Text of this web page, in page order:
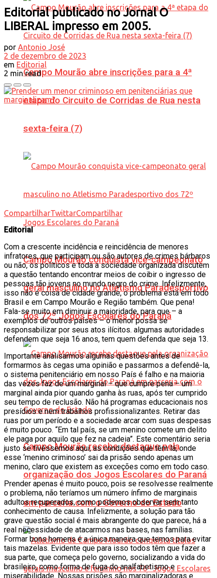
Campo Mourão abre inscrições para a 4ª
etapa do Circuito de Corridas de Rua nesta
sexta-feira (7)
Campo Mourão conquista vice-campeonato
geral masculino no Atletismo Paradesportivo
dos 72º Jogos Escolares do Paraná
Campo Mourão recebe destaque pela
organização dos Jogos Escolares do Paraná
em parceria com o Governo do Estado
Editorial publicado no Jornal O
LIBERAL impresso em 2005.
por Antonio José
2 de dezembro de 2023
em Editorial
2 min read
CompartilharTwittarCompartilhar
Editorial
Com a crescente incidência e reincidência de menores
infratores, que participam ou são autores de crimes bárbaros
ou não, os políticos e toda a sociedade organizada discutem
a questão tentando encontrar meios de coibir o ingresso de
pessoas tão jovens no mundo negro do crime. Infelizmente,
isso não é coisa de cidade grande, o problema está em todo
Brasil e em Campo Mourão e Região também. Que pena!
Fala-se muito em diminuir a maioridade, para que – a
exemplos de outros países – o menor possa se
responsabilizar por seus atos ilícitos. algumas autoridades
defendem que seja 16 anos, tem quem defenda que seja 13.
Importante analisarmos algumas questões antes de
formarmos às cegas uma opinião e passarmos a defendê-la,
o sistema penitenciário em nosso País é falho e na maioria
das vezes faz de um marginal – que cumpre pena – um
marginal ainda pior quando ganha às ruas, após ter cumprido
seu tempo de reclusão. Não há programas educacionais nos
presídios e nem trabalhos profissionalizantes. Retirar das
ruas por um período e a sociedade arcar com suas despesas
é muito pouco. “Em tal país, se um menino comete um delito
ele paga por aquilo que fez na cadeia”. Este comentário seria
justo se tivéssemos aqui, as condições que têm lá, onde
esse ‘menino criminoso’ sai da prisão sendo apenas um
menino, claro que existem as exceções como em todo caso.
Prender apenas é muito pouco, pois se resolvesse realmente
o problema, não teríamos um número ínfimo de marginais
adultos recuperados, como podemos observar sem tanto
conhecimento de causa. Infelizmente, a solução para tão
grave questão social é mais abrangente do que parece, há a
real necessidade de atacarmos nas bases, nas famílias.
Formar bons homens é a única maneira que temos para evitar
tais mazelas. Evidente que para isso todos têm que fazer a
sua parte, que começa pelo governo, socializando a vida do
brasileiro, como forma de fuga do analfabetismo e
miserabilidade. Nossas prisões são marginalizadoras e